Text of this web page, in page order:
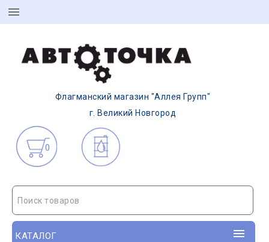
Флагманский магазин "Аллея Групп"
г. Великий Новгород
0
Поиск товаров
КАТАЛОГ